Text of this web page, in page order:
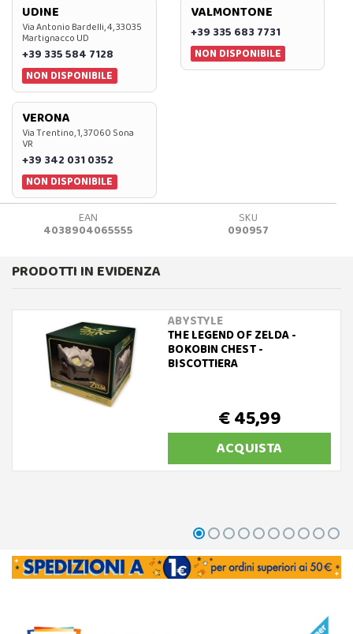
UDINE
Via Antonio Bardelli, 4, 33035
Martignacco UD
+39 335 584 7128
NON DISPONIBILE
VALMONTONE
+39 335 683 7731
NON DISPONIBILE
VERONA
Via Trentino, 1, 37060 Sona
VR
+39 342 031 0352
NON DISPONIBILE
EAN
4038904065555
SKU
090957
PRODOTTI IN EVIDENZA
ABYSTYLE
THE LEGEND OF ZELDA -
BOKOBIN CHEST -
BISCOTTIERA
€ 45,99
ACQUISTA